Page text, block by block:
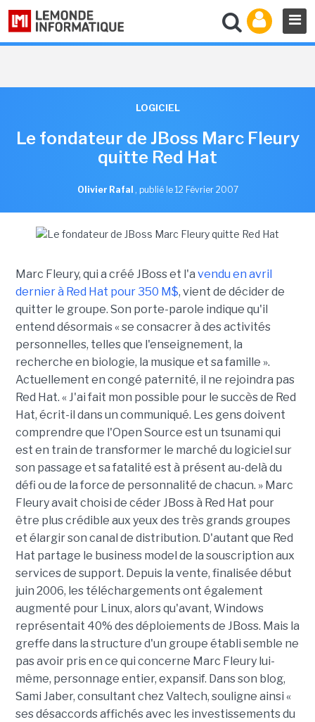
LOGICIEL
Le fondateur de JBoss Marc Fleury
quitte Red Hat
Olivier Rafal , publié le 12 Février 2007
Marc Fleury, qui a créé JBoss et l'a vendu en avril
dernier à Red Hat pour 350 M$, vient de décider de
quitter le groupe. Son porte-parole indique qu'il
entend désormais « se consacrer à des activités
personnelles, telles que l'enseignement, la
recherche en biologie, la musique et sa famille ».
Actuellement en congé paternité, il ne rejoindra pas
Red Hat. « J'ai fait mon possible pour le succès de Red
Hat, écrit-il dans un communiqué. Les gens doivent
comprendre que l'Open Source est un tsunami qui
est en train de transformer le marché du logiciel sur
son passage et sa fatalité est à présent au-delà du
défi ou de la force de personnalité de chacun. » Marc
Fleury avait choisi de céder JBoss à Red Hat pour
être plus crédible aux yeux des très grands groupes
et élargir son canal de distribution. D'autant que Red
Hat partage le business model de la souscription aux
services de support. Depuis la vente, finalisée début
juin 2006, les téléchargements ont également
augmenté pour Linux, alors qu'avant, Windows
représentait 40% des déploiements de JBoss. Mais la
greffe dans la structure d'un groupe établi semble ne
pas avoir pris en ce qui concerne Marc Fleury lui-
même, personnage entier, expansif. Dans son blog,
Sami Jaber, consultant chez Valtech, souligne ainsi «
ses désaccords affichés avec les investissements du